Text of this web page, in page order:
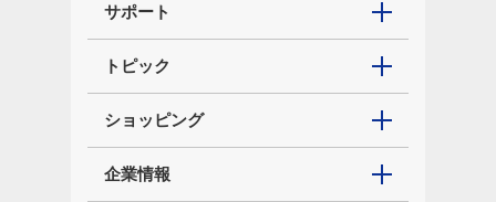
サポート
トピック
ショッピング
企業情報